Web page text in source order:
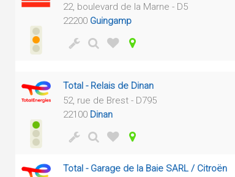
22, boulevard de la Marne - D5
22200 Guingamp
Total - Relais de Dinan
52, rue de Brest - D795
22100 Dinan
Total - Garage de la Baie SARL / Citroën